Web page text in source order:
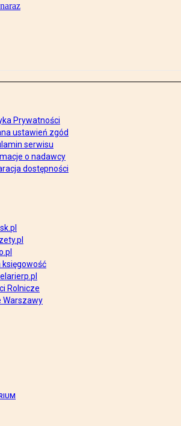
Prywatności
ustawień zgód
serwisu
o nadawcy
dostępności
księgowość
Rolnicze
Warszawy